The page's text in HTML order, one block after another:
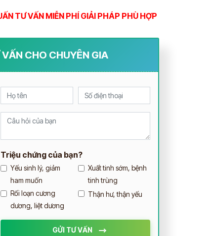
TƯ VẤN MIỄN PHÍ GIẢI PHÁP PHÙ HỢP
CHO CHUYÊN GIA
Triệu chứng của bạn?
Yếu sinh lý, giảm
ham muốn
Xuất tinh sớm, bệnh
tinh trùng
Rối loạn cương
dương, liệt dương
Thận hư, thận yếu
GỬI TƯ VẤN